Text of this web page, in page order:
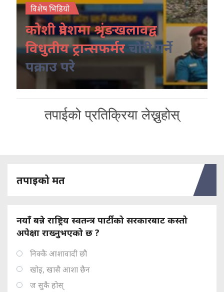
विशेष भिडियो
कोशी प्रदेशमा श्रृंङखलावद्व
विधुतीय ट्रान्सफर्मरचोरी गर्ने
पक्राउ परे
तपाईको प्रतिक्रिया लेख्नुहोस्
तपाइको मत
नयाँ बन्ने राष्ट्रिय स्वतन्त्र पार्टीको सरकारबाट कस्तो
अपेक्षा राख्नुभएको छ ?
निक्कै आशावादी छौ
खोइ, खासै आशा छैन
ज सुकै होस्